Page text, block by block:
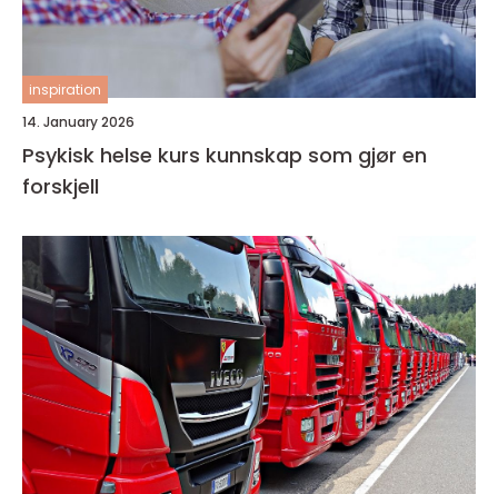
inspiration
14. January 2026
Psykisk helse kurs kunnskap som gjør en
forskjell